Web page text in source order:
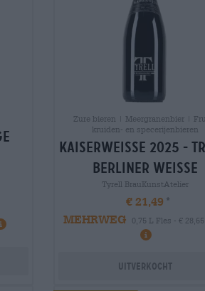
Zure bieren | Meergranenbier |
kruiden- en specerijenbieren
kaiserweisse 2025 -
berliner weisse
Tyrell BrauKunstAtelier
€ 21,49
MEHRWEG
0,75 L Fles - €
Uitverkocht